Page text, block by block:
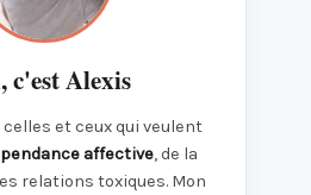
c'est Alexis
et ceux qui veulent
affective, de la
relations toxiques. Mon